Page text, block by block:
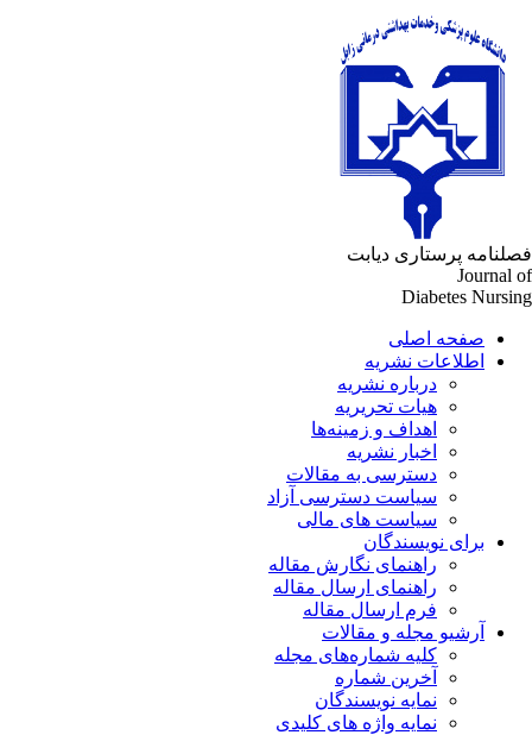
پرستاری دیابت
Journal
Diabetes
صفحه اصلی
اطلاعات نشریه
درباره نشریه
هیات تحریریه
اهداف و زمینه‌ها
اخبار نشریه
دسترسی به مقالات
سیاست دسترسی آزاد
سیاست های مالی
برای نویسندگان
راهنمای نگارش مقاله
راهنمای ارسال مقاله
فرم ارسال مقاله
آرشیو مجله و مقالات
کلیه شماره‌های مجله
آخرین شماره
نمایه نویسندگان
نمایه واژه های کلیدی